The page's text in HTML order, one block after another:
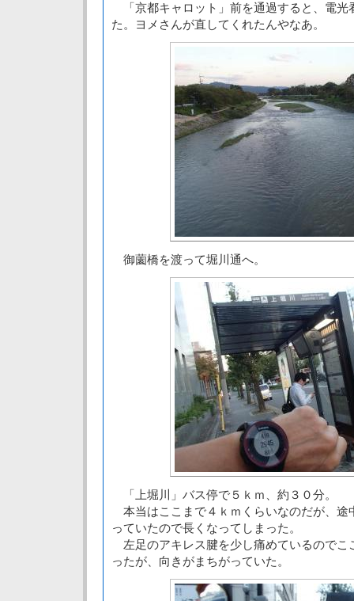
「京都キャロット」前を通過すると、電光
た。ヨメさんが直してくれたんやなあ。
御薗橋を渡って堀川通へ。
「上堀川」バス停で５ｋｍ、約３０分。
本当はここまで４ｋｍくらいなのだが、途
っていたので長くなってしまった。
左足のアキレス腱を少し痛めているのでこ
ったが、向きがまちがっていた。